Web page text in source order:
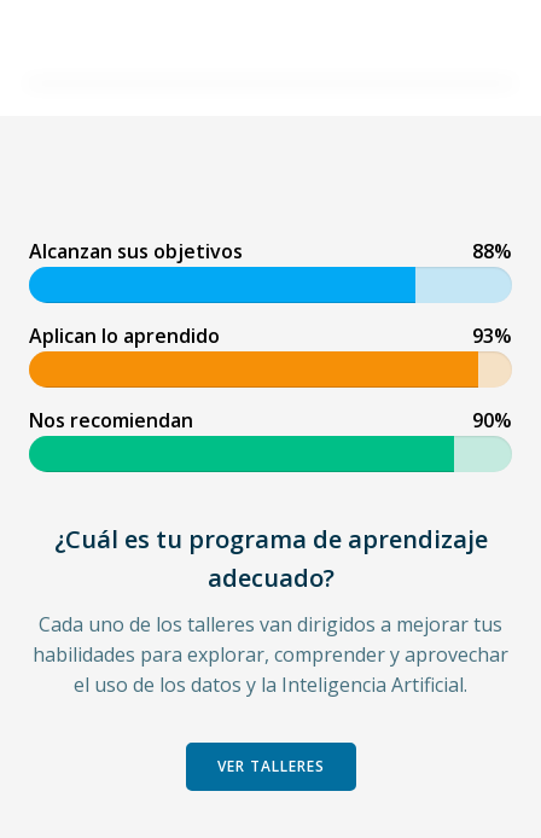
Alcanzan sus objetivos 88%
Aplican lo aprendido 93%
Nos recomiendan 91%
¿Cuál es tu programa de aprendizaje
adecuado?
Cada uno de los talleres van dirigidos a mejorar tus
habilidades para explorar, comprender y aprovechar
el uso de los datos y la Inteligencia Artificial.
VER TALLERES